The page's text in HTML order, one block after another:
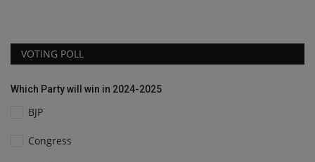
VOTING POLL
Which Party will win in 2024-2025
BJP
Congress